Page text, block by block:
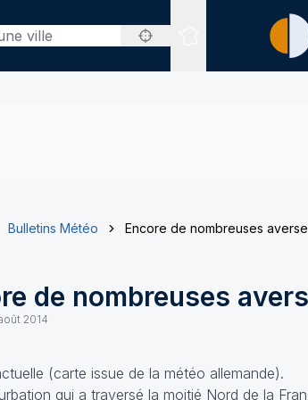
Sites expertisés
Bulletins Météo Encore de nombreuses
de nombreuses
2014
(carte issue de la météo allemande).
qui a traversé la moitié Nord de la